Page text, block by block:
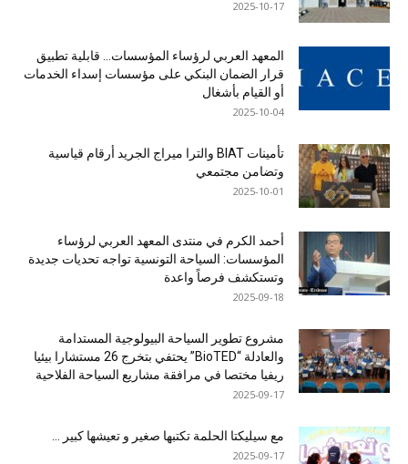
2025-10-17
المعهد العربي لرؤساء المؤسسات… قابلية تطبيق
قرار الضمان البنكي على مؤسسات إسداء الخدمات
أو القيام بأشغال
2025-10-04
تأمينات BIAT والترا ميراج الجريد أرقام قياسية
وتضامن مجتمعي
2025-10-01
أحمد الكرم في منتدى المعهد العربي لرؤساء
المؤسسات: السياحة التونسية تواجه تحديات جديدة
وتستكشف فرصاً واعدة
2025-09-18
مشروع تطوير السياحة البيولوجية المستدامة
والعادلة “BioTED” يحتفي بتخرج 26 مستشارا بيئيا
ريفيا مختصا في مرافقة مشاريع السياحة الفلاحية
2025-09-17
مع سيليكتا الحلمة تكتبها صغير و تعيشها كبير …
2025-09-17